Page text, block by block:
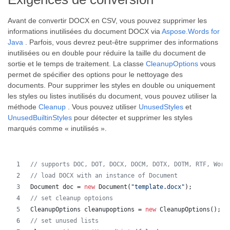
Avant de convertir DOCX en CSV, vous pouvez supprimer les
informations inutilisées du document DOCX via Aspose.Words for
Java . Parfois, vous devrez peut-être supprimer des informations
inutilisées ou en double pour réduire la taille du document de
sortie et le temps de traitement. La classe CleanupOptions vous
permet de spécifier des options pour le nettoyage des
documents. Pour supprimer les styles en double ou uniquement
les styles ou listes inutilisés du document, vous pouvez utiliser la
méthode Cleanup . Vous pouvez utiliser UnusedStyles et
UnusedBuiltinStyles pour détecter et supprimer les styles
marqués comme « inutilisés ».
// supports DOC, DOT, DOCX, DOCM, DOTX, DOTM, RTF,
// load DOCX with an instance of Document
Document doc = new Document ( "template.docx" );
// set cleanup optoions
CleanupOptions
cleanupoptions = new CleanupOptions ();
// set unused lists